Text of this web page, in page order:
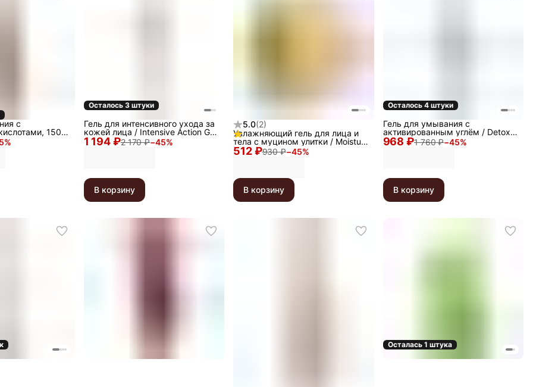
%
с
150
Осталось 3 штуки
1 194 ₽2 170 ₽−45%
Гель для интенсивного ухода за
кожей лица / Intensive Action Gel,
250 мл
В корзину
5.0(2)
512 ₽930 ₽−45%
Увлажняющий гель для лица и
тела с муцином улитки / Moisture
Snail 100% Soothing Gel, 300 мл
В корзину
Осталось 4 штуки
968 ₽1 760 ₽−45%
Гель для умывания с
активированным углём / Detox
Carbon Cleanser, 150 мл
В корзину
Осталась 1 штука